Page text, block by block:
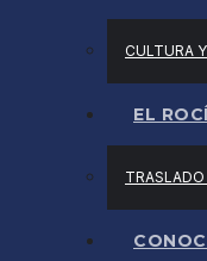
CULTURA
EL